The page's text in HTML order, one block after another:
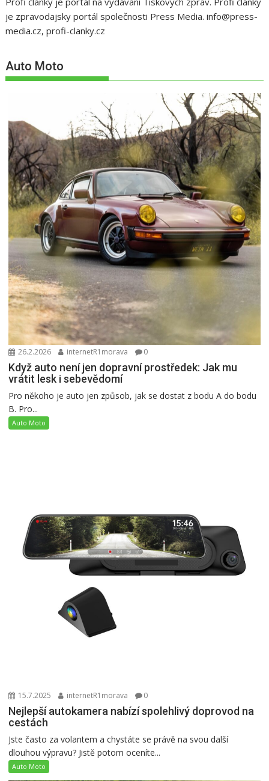
je zpravodajsky portál společnosti Press Media. info@press-
media.cz, profi-clanky.cz
Auto Moto
26.2.2026 internetR1morava 0
Když auto není jen dopravní prostředek: Jak mu
vrátit lesk i sebevědomí
Pro někoho je auto jen způsob, jak se dostat z bodu A do bodu
B. Pro...
Auto Moto
15.7.2025 internetR1morava 0
Nejlepší autokamera nabízí spolehlivý doprovod na
cestách
Jste často za volantem a chystáte se právě na svou další
dlouhou výpravu? Jistě potom oceníte...
Auto Moto